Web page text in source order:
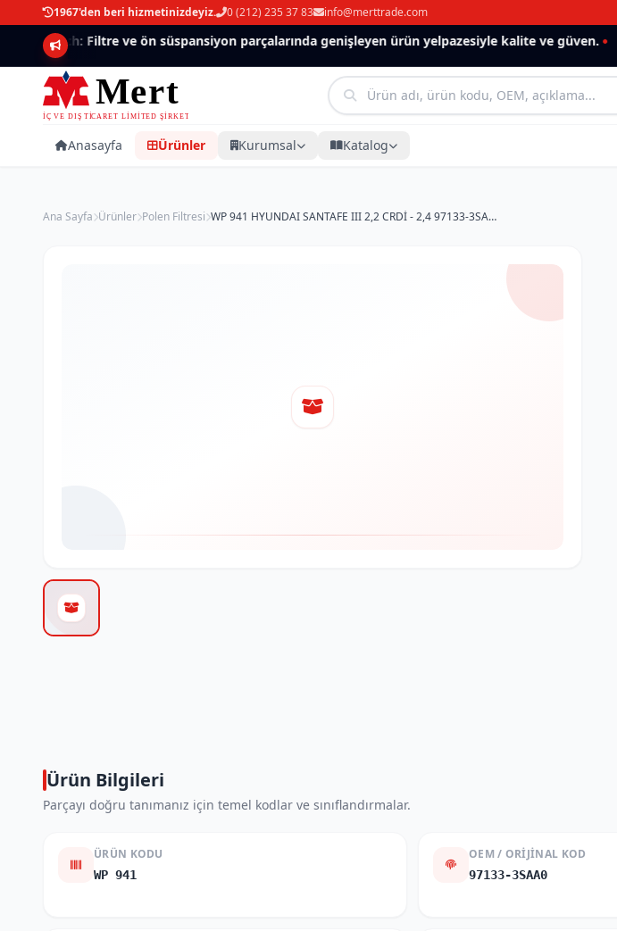
1967'den beri hizmetinizdeyiz. 0 (212) 235 37 83 info@merttrade.com
Mannlich: Filtre ve ön süspansiyon parçalarında genişleyen ürün yelpazesiyle kalite ve güven.
Anasayfa Ürünler Kurumsal Katalog
Ana Sayfa Ürünler Polen Filtresi WP 941 HYUNDAI SANTAFE III 2,2 CRDİ - 2,4 97133-3SAA0 Polen Filtresi
Ürün Bilgileri
Parçayı doğru tanımanız için temel kodlar ve sınıflandırmalar.
ÜRÜN KODU
WP 941
OEM / ORIJINAL KOD
97133-3SAA0